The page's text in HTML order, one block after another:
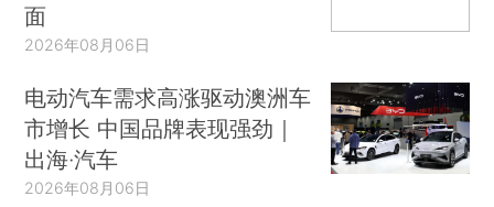
面
2026年08月06日
电动汽车需求高涨驱动澳洲车
市增长 中国品牌表现强劲｜
出海·汽车
2026年08月06日